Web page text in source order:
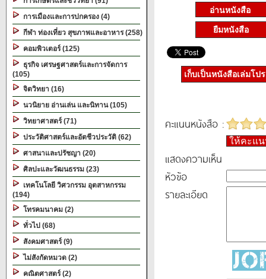
การเมืองและการปกครอง (4)
กีฬา ท่องเที่ยว สุขภาพและอาหาร (258)
คอมพิวเตอร์ (125)
ธุรกิจ เศรษฐศาสตร์และการจัดการ
(105)
จิตวิทยา (16)
นวนิยาย อ่านเล่น และนิทาน (105)
วิทยาศาสตร์ (71)
ประวัติศาสตร์และอัตชีวประวัติ (62)
ศาสนาและปรัชญา (20)
ศิลปะและวัฒนธรรม (23)
เทคโนโลยี วิศวกรรม อุตสาหกรรม
(194)
โทรคมนาคม (2)
ทั่วไป (68)
สังคมศาสตร์ (9)
ไม่สังกัดหมวด (2)
คณิตศาสตร์ (2)
ยืมหนังสือ
เก็บเป็นหนังสือเล่มโป
คะแนนหนังสือ :
ให้คะแ
แสดงความเห็น
หัวข้อ
รายละเอียด